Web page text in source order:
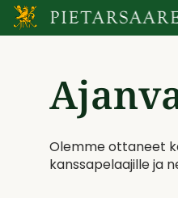
Olemme ottaneet
kanssapelaajille ja